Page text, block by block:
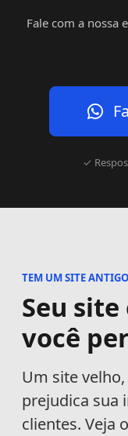
Fale com a nossa
✓
TEM UM SITE
Seu
você
Um site
prejudica sua
clientes. Veja